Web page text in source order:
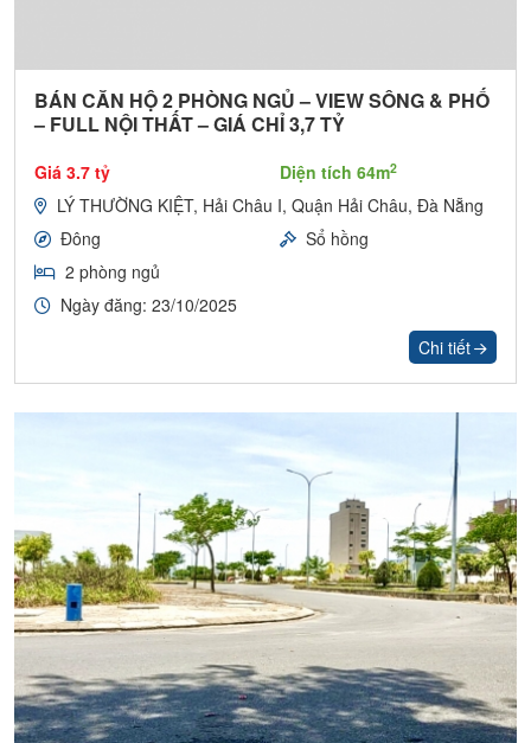
BÁN CĂN HỘ 2 PHÒNG NGỦ – VIEW SÔNG & PHỐ
– FULL NỘI THẤT – GIÁ CHỈ 3,7 TỶ
Giá 3.7 tỷ Diện tích 64m2
LÝ THƯỜNG KIỆT, Hải Châu I, Quận Hải Châu, Đà Nẵng
Đông
Sổ hồng
2 phòng ngủ
Ngày đăng: 23/10/2025
Chi tiết